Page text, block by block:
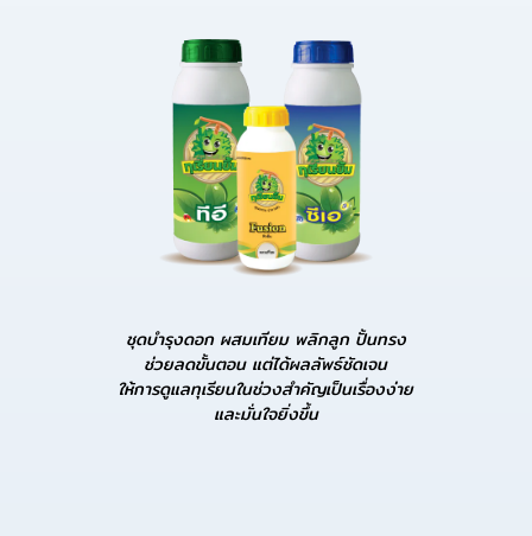
ชุดบำรุงดอก ผสมเทียม พลิกลูก ปั้นทรง
ช่วยลดขั้นตอน แต่ได้ผลลัพธ์ชัดเจน
ให้การดูแลทุเรียนในช่วงสำคัญเป็นเรื่องง่าย
และมั่นใจยิ่งขึ้น